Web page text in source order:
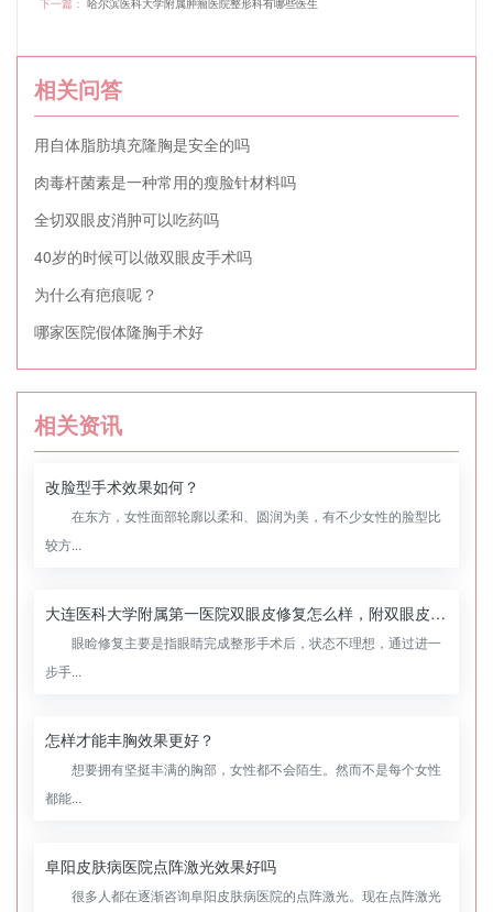
下一篇： 哈尔滨医科大学附属肿瘤医院整形科有哪些医生
相关问答
用自体脂肪填充隆胸是安全的吗
肉毒杆菌素是一种常用的瘦脸针材料吗
全切双眼皮消肿可以吃药吗
40岁的时候可以做双眼皮手术吗
为什么有疤痕呢？
哪家医院假体隆胸手术好
相关资讯
改脸型手术效果如何？
在东方，女性面部轮廓以柔和、圆润为美，有不少女性的脸型比
较方...
大连医科大学附属第一医院双眼皮修复怎么样，附双眼皮修复案例
眼睑修复主要是指眼睛完成整形手术后，状态不理想，通过进一
步手...
怎样才能丰胸效果更好？
想要拥有坚挺丰满的胸部，女性都不会陌生。然而不是每个女性
都能...
阜阳皮肤病医院点阵激光效果好吗
很多人都在逐渐咨询阜阳皮肤病医院的点阵激光。现在点阵激光